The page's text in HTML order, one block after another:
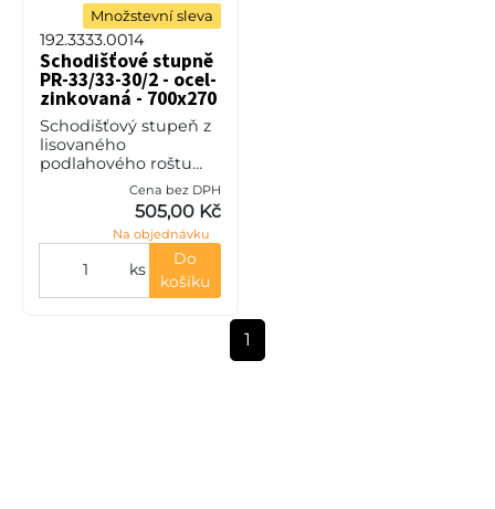
Množstevní sleva
192.3333.0014
Schodišťové stupně
PR-33/33-30/2 - ocel-
zinkovaná - 700x270
Schodišťový stupeň z
lisovaného
podlahového roštu
(PR), 33/33 - rozteče
nosných 33 mm /
rozpěrných 33 mm,
výška 30 mm, síla 2
(ST37.2
Cena bez DPH
505,00 Kč
Na objednávku
ks
Do
košíku
1